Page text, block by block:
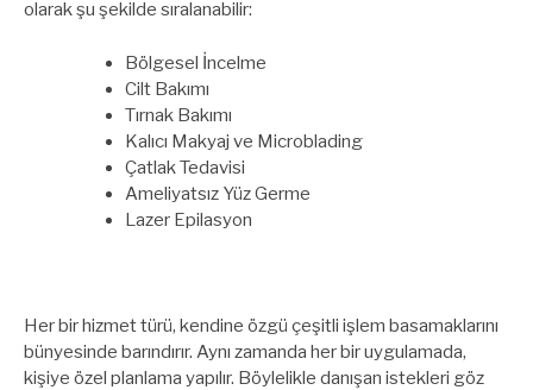
olarak şu şekilde sıralanabilir:
Bölgesel İncelme
Cilt Bakımı
Tırnak Bakımı
Kalıcı Makyaj ve Microblading
Çatlak Tedavisi
Ameliyatsız Yüz Germe
Lazer Epilasyon
Her bir hizmet türü, kendine özgü çeşitli işlem basamaklarını
bünyesinde barındırır. Aynı zamanda her bir uygulamada,
kişiye özel planlama yapılır. Böylelikle danışan istekleri göz